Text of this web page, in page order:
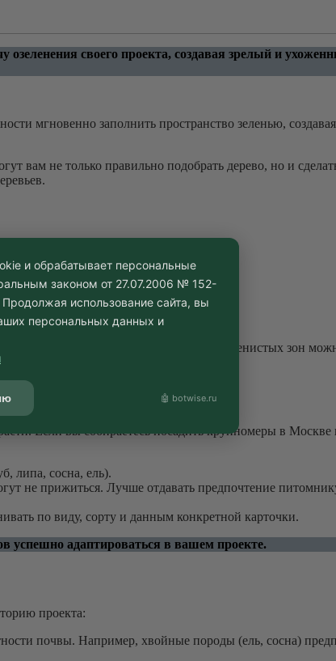
своего проекта, создавая зрелый и
мгновенно заполнить пространство зеленью,
вам не только правильно подобрать дерево, но и
решить с помощью деревьев:
для ваших целей. Например, для тенистых зон
ознакомьтесь!
условия
Если вы собираетесь посадить крупномеры в
липа, сосна, ель).
не прижиться. Лучше отдавать предпочтение
по виду, сорту и данным конкретной карточки.
адаптироваться в вашем проекте.
проекта:
почвы. Например, хвойные породы (ель, сосна)
и обрабатывает персональные
законом от 27.07.2006 № 152-
использование сайта, вы
персональных данных и
🤖 botwise.ru